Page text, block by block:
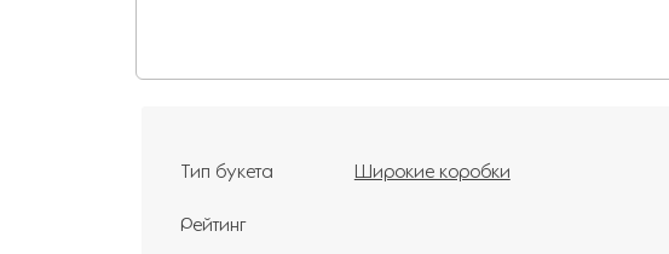
Тип букета Широкие коробки
Рейтинг